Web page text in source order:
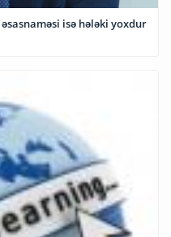
isə hələki yoxdur